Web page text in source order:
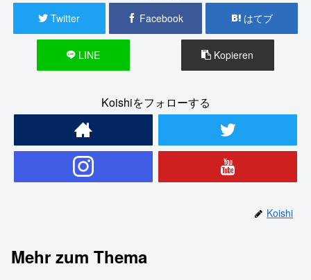
Twitter Facebook はてブ
LINE Kopieren
Koishiをフォローする
Koishi
Mehr zum Thema